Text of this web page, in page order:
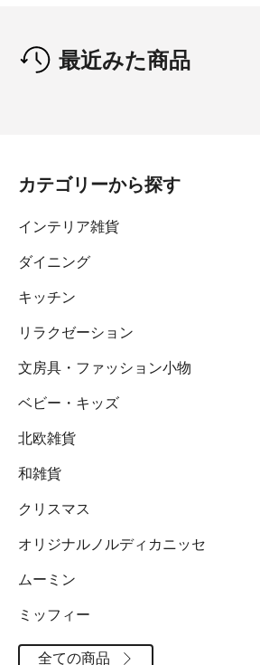
最近みた商品
カテゴリーから探す
インテリア雑貨
ダイニング
キッチン
リラクゼーション
文房具・ファッション小物
ベビー・キッズ
北欧雑貨
和雑貨
クリスマス
オリジナルノルディカニッセ
ムーミン
ミッフィー
全ての商品